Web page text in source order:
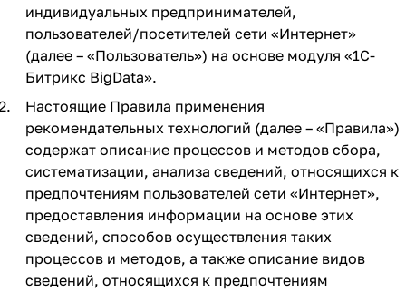
индивидуальных предпринимателей,
пользователей/посетителей сети «Интернет»
(далее – «Пользователь») на основе модуля «1C-
Битрикс BigData».
Настоящие Правила применения
рекомендательных технологий (далее – «Правила»)
содержат описание процессов и методов сбора,
систематизации, анализа сведений, относящихся к
предпочтениям пользователей сети «Интернет»,
предоставления информации на основе этих
сведений, способов осуществления таких
процессов и методов, а также описание видов
сведений, относящихся к предпочтениям